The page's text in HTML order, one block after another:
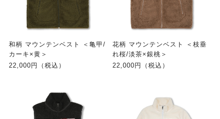
和柄 マウンテンベスト ＜亀甲/
カーキ×黄＞
22,000円（税込）
花柄 マウンテンベスト ＜枝垂
れ桜/淡茶×銀桃＞
22,000円（税込）